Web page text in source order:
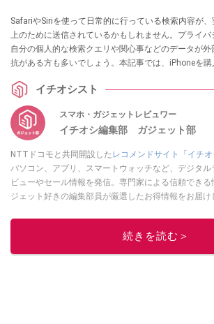
SafariやSiriを使って日常的に行っている検索内容が、
上のために送信されているかもしれません。プライバ
自分の個人的な検索クエリや関心事などのデータが
抗がある方も多いでしょう。本記事では、iPhoneを
索時のプライバシーを守る方法を解説します。
イチオシスト
スマホ・ガジェットレビュワー
イチオシ編集部 ガジェット部
NTTドコモと共同開設した レコメンドサイト「イチオ
パソコン、アプリ、スマートウォッチなど、デジタ
ビューやセール情報を発信。専門家による信頼でき
ジェット好きの編集部員が厳選したお得情報をお届け
このイチオシス
続きを読む＞